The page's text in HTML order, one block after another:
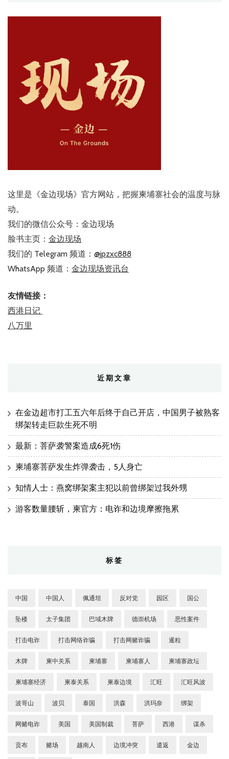
这里是《金边现场》官方网站，把握柬埔寨社会的温度与脉
动。
我们的微信公众号：金边现场
脸书主页： 金边现场
我们的 Telegram 频道： @jpzxc888
WhatsApp 频道： 金边现场资讯台
友情链接：
西港日记
八万里
近期文章
在金边超市打工五六年后终于自己开店，中国男子被熟客
绑架转走巨款生死不明
最新：菩萨袭警案造成6死1伤
柬埔寨菩萨发生炸弹袭击，5人身亡
知情人士：燕窝绑架案主犯以前曾绑架过我外甥
游客数量腰斩，柬官方：电诈和边境摩擦拖累
标签
中国 中国人 佩通坦 反对党 园区 国公
坠楼 太子集团 巴域木牌 德崇机场 恶性案件
打击电诈 打击网络诈骗 打击网赌诈骗 暹粒
木牌 柬中关系 柬埔寨 柬埔寨人 柬埔寨政坛
柬埔寨经济 柬泰关系 柬泰边境 汇旺 汇旺风波
波哥山 波贝 泰国 洪森 洪玛奈 绑架
网赌电诈 美国 美国制裁 菩萨 西港 谋杀
贡布 赌场 越南人 边境冲突 遣返 金边